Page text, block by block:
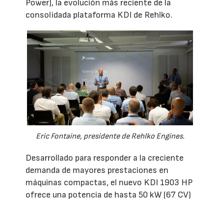
Power), la evolución más reciente de la
consolidada plataforma KDI de Rehlko.
Eric Fontaine, presidente de Rehlko Engines.
Desarrollado para responder a la creciente
demanda de mayores prestaciones en
máquinas compactas, el nuevo KDI 1903 HP
ofrece una potencia de hasta 50 kW (67 CV)